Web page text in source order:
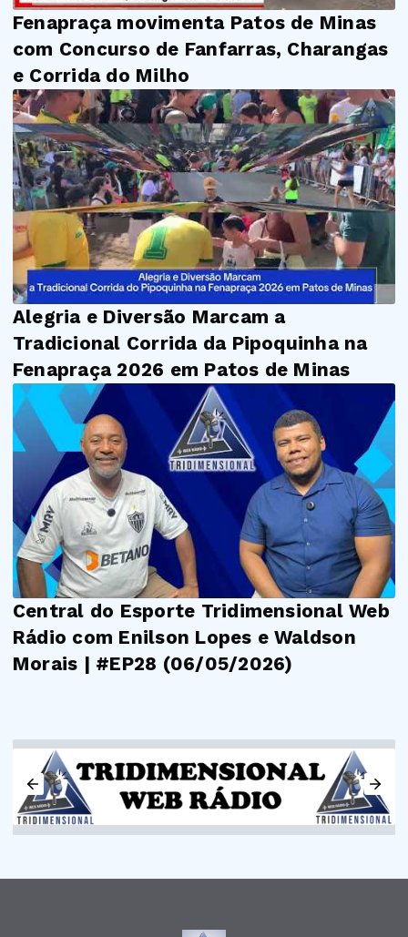
Fenapraça movimenta Patos de Minas
com Concurso de Fanfarras, Charangas
e Corrida do Milho
Alegria e Diversão Marcam a
Tradicional Corrida da Pipoquinha na
Fenapraça 2026 em Patos de Minas
Central do Esporte Tridimensional Web
Rádio com Enilson Lopes e Waldson
Morais | #EP28 (06/05/2026)